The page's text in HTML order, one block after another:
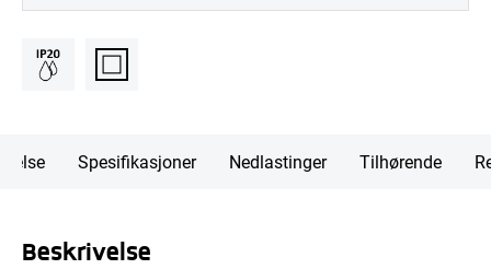
Spesifikasjoner Nedlastinger Tilhørende
Beskrivelse